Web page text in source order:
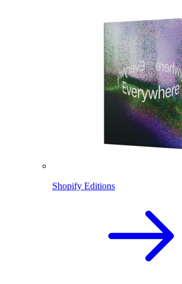
Shopify Editions